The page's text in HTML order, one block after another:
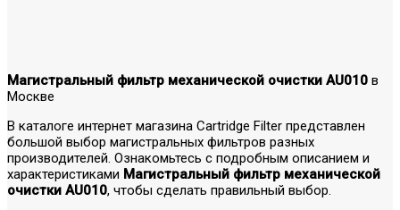
Магистральный фильтр механической очистки AU010 в
Москве
В каталоге интернет магазина Cartridge Filter представлен
большой выбор магистральных фильтров разных
производителей. Ознакомьтесь с подробным описанием и
характеристиками Магистральный фильтр механической
очистки AU010, чтобы сделать правильный выбор.